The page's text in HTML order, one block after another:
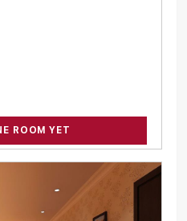
ROOM YET